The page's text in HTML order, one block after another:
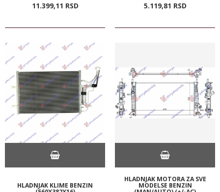
11.399,11 RSD 5.119,81 RSD
HLADNJAK KLIME BENZIN
HLADNJAK MOTORA ZA SVE
MODELSE BENZIN